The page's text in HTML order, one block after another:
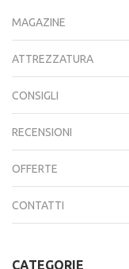
MAGAZINE
ATTREZZATURA
CONSIGLI
RECENSIONI
OFFERTE
CONTATTI
CATEGORIE